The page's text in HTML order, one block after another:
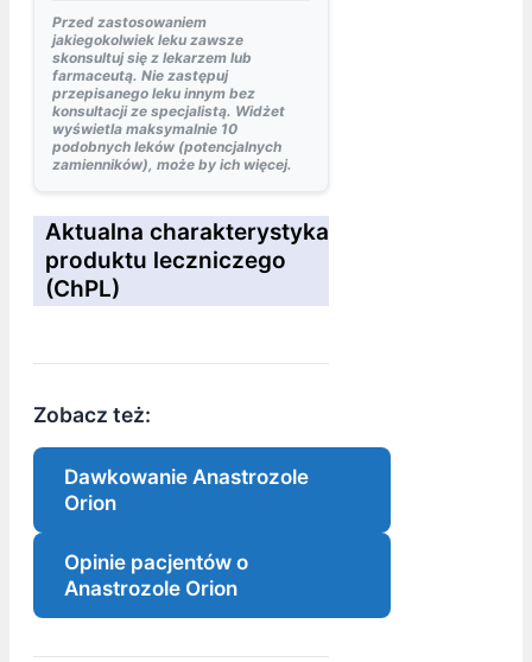
Przed zastosowaniem
jakiegokolwiek leku zawsze
skonsultuj się z lekarzem lub
farmaceutą. Nie zastępuj
przepisanego leku innym bez
konsultacji ze specjalistą. Widżet
wyświetla maksymalnie 10
podobnych leków (potencjalnych
zamienników), może by ich więcej.
Aktualna charakterystyka
produktu leczniczego
(ChPL)
Zobacz też:
Dawkowanie Anastrozole
Orion
Opinie pacjentów o
Anastrozole Orion